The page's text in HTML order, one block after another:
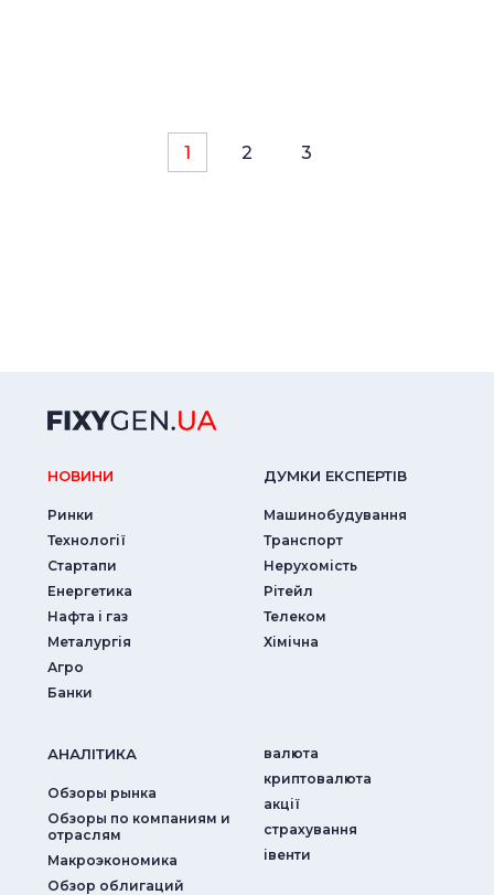
1 2 3
НОВИНИ
Ринки
Технології
Стартапи
Енергетика
Нафта і газ
Металургія
Агро
Банки
ДУМКИ ЕКСПЕРТIВ
Машинобудування
Транспорт
Нерухомість
Рітейл
Телеком
Хімічна
АНАЛIТИКА
Обзоры рынка
Обзоры по компаниям и
отраслям
Макроэкономика
Обзор облигаций
валюта
криптовалюта
акції
страхування
iвенти